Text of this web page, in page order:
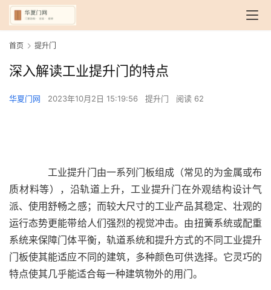
首页 提升门
深入解读工业提升门的特点
华夏门网 2023年10月2日 15:19:56 提升门 阅读 62
工业提升门由一系列门板组成（常见的为金属或布
质材料等），沿轨道上升，工业提升门在外观结构设计气
派、使用舒畅之感；而较大尺寸的工业产品其稳定、壮观的
运行态势更能带给人们强烈的视觉冲击。由扭簧系统或配重
系统来保障门体平衡，轨道系统和提升方式的不同工业提升
门板使其能适应不同的建筑，多种颜色可供选择。它灵巧的
特点使其几乎能适合每一种建筑物外的用门。